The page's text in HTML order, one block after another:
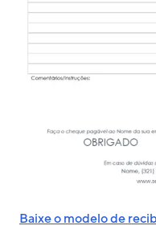
Baixe o modelo de